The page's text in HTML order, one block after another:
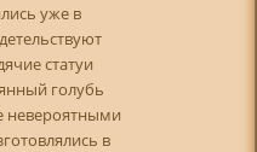
уже в
статуи
голубь
невероятными
в